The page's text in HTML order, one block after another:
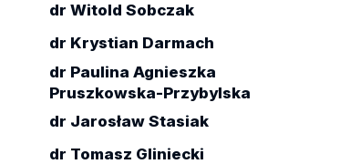
dr Witold Sobczak
dr Krystian Darmach
dr Paulina Agnieszka
Pruszkowska-Przybylska
dr Jarosław Stasiak
dr Tomasz Gliniecki